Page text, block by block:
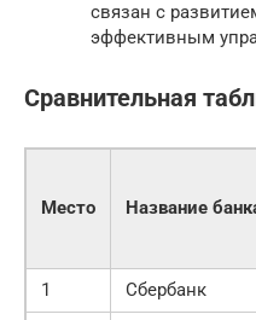
связан с
эффективным
Сравнительная
Место Название
1 Сбербанк